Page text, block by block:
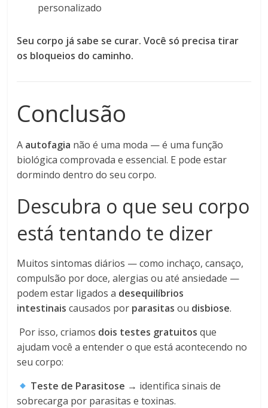
personalizado
Seu corpo já sabe se curar. Você só precisa tirar
os bloqueios do caminho.
Conclusão
A autofagia não é uma moda — é uma função
biológica comprovada e essencial. E pode estar
dormindo dentro do seu corpo.
Descubra o que seu corpo
está tentando te dizer
Muitos sintomas diários — como inchaço, cansaço,
compulsão por doce, alergias ou até ansiedade —
podem estar ligados a desequilíbrios
intestinais causados por parasitas ou disbiose.
Por isso, criamos dois testes gratuitos que
ajudam você a entender o que está acontecendo no
seu corpo:
Teste de Parasitose → identifica sinais de
sobrecarga por parasitas e toxinas.